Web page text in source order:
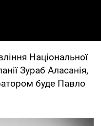
Національної
Зураб Аласанія,
буде Павло